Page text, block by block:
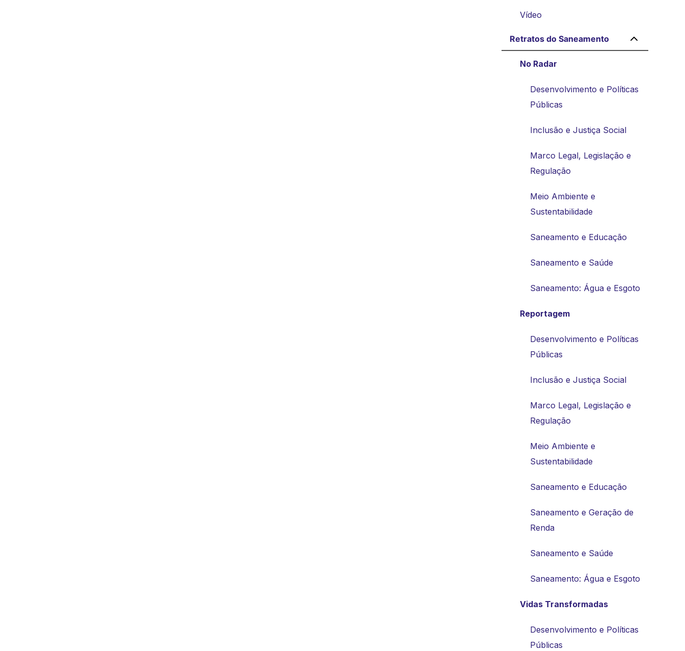
Vídeo
Retratos do Saneamento
No Radar
Desenvolvimento e Políticas
Públicas
Inclusão e Justiça Social
Marco Legal, Legislação e
Regulação
Meio Ambiente e
Sustentabilidade
Saneamento e Educação
Saneamento e Saúde
Saneamento: Água e Esgoto
Reportagem
Desenvolvimento e Políticas
Públicas
Inclusão e Justiça Social
Marco Legal, Legislação e
Regulação
Meio Ambiente e
Sustentabilidade
Saneamento e Educação
Saneamento e Geração de
Renda
Saneamento e Saúde
Saneamento: Água e Esgoto
Vidas Transformadas
Desenvolvimento e Políticas
Públicas